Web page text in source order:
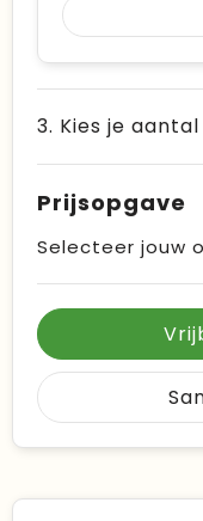
3. Kies je aantal
Prijsopgave
Selecteer jouw